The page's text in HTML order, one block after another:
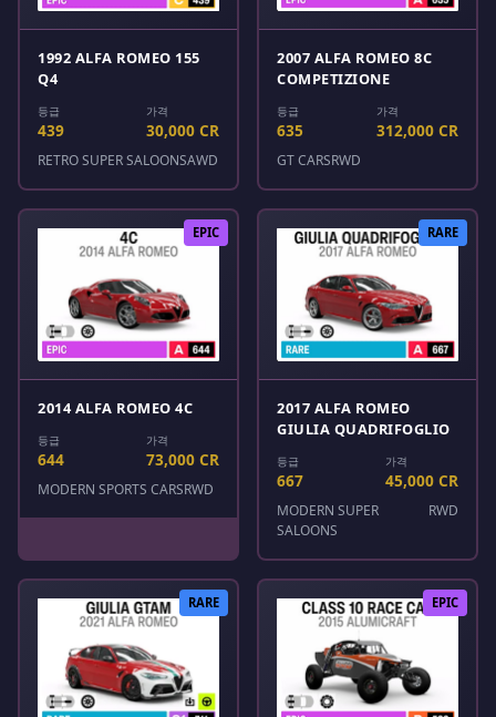
1992 ALFA ROMEO 155
Q4
등급
439
가격
30,000 CR
RETRO SUPER SALOONSAWD
2007 ALFA ROMEO 8C
COMPETIZIONE
등급
635
가격
312,000 CR
GT CARSRWD
EPIC
2014 ALFA ROMEO 4C
등급
644
가격
73,000 CR
MODERN SPORTS CARSRWD
RARE
2017 ALFA ROMEO
GIULIA QUADRIFOGLIO
등급
667
가격
45,000 CR
MODERN SUPER
SALOONS
RWD
RARE EPIC